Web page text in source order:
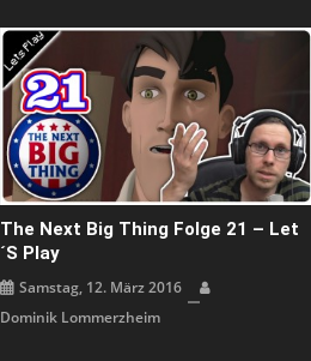
The Next Big Thing Folge 21 – Let
´s Play
Samstag, 12. März 2016
Dominik Lommerzheim